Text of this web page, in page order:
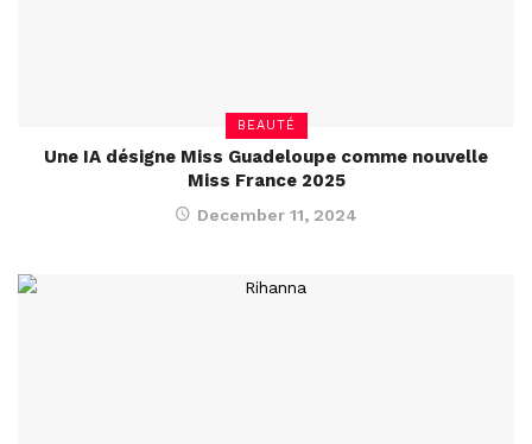
BEAUTÉ
Une IA désigne Miss Guadeloupe comme nouvelle
Miss France 2025
December 11, 2024